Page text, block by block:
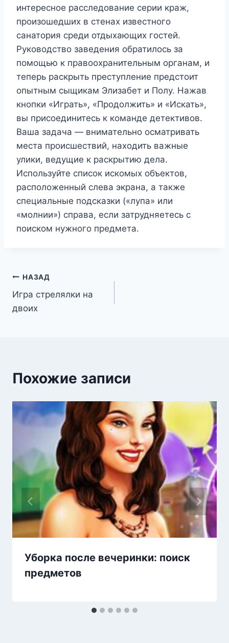
интересное расследование серии краж,
произошедших в стенах известного
санатория среди отдыхающих гостей.
Руководство заведения обратилось за
помощью к правоохранительным органам, и
теперь раскрыть преступление предстоит
опытным сыщикам Элизабет и Полу. Нажав
кнопки «Играть», «Продолжить» и «Искать»,
вы присоединитесь к команде детективов.
Ваша задача — внимательно осматривать
места происшествий, находить важные
улики, ведущие к раскрытию дела.
Используйте список искомых объектов,
расположенный слева экрана, а также
специальные подсказки («лупа» или
«молнии») справа, если затрудняетесь с
поиском нужного предмета.
Навигация
по
НАЗАД
Игра стрелялки на
двоих
Похожие записи
Уборка после вечеринки: поиск
предметов